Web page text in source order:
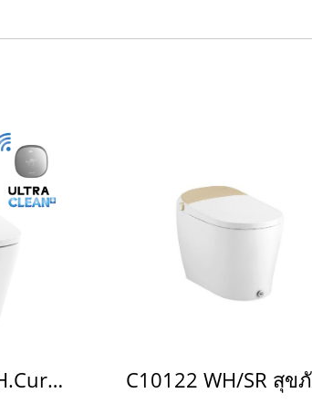
C101987 WH H.Curve W/Touchless 4.8L